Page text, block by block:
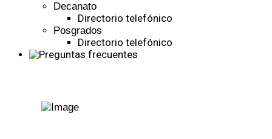
Decanato
Directorio telefónico
Posgrados
Directorio telefónico